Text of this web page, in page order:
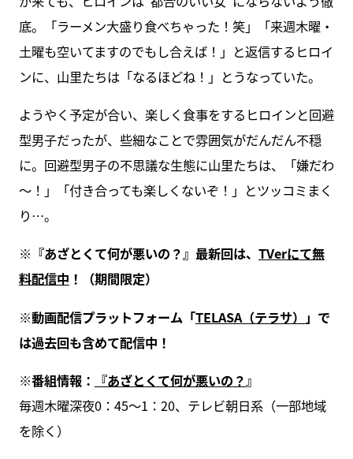
底。「ラーメン大盛り食べちゃった！笑」「来週木曜・
土曜も空いてますのでもし合えば！」と返信するヒロイ
ンに、山里たちは「なるほどね！」とうなっていた。
ようやく予定が合い、楽しく食事をするヒロインと回避
型男子だったが、些細なことで雰囲気がだんだん不穏
に。回避型男子の不思議な生態に山里たちは、「嫌だわ
～！」「付き合っても楽しくないぞ！」とツッコミまく
り…。
※ 『あざとくて何が悪いの？』最新回は、 TVerにて無
料配信中 ！（期間限定）
※動画配信プラットフォーム「TELASA（テラサ） 」で
は過去回も含めて配信中！
※番組情報： 『あざとくて何が悪いの？』
毎週木曜深夜0：45～1：20、テレビ朝日系（一部地域
を除く）